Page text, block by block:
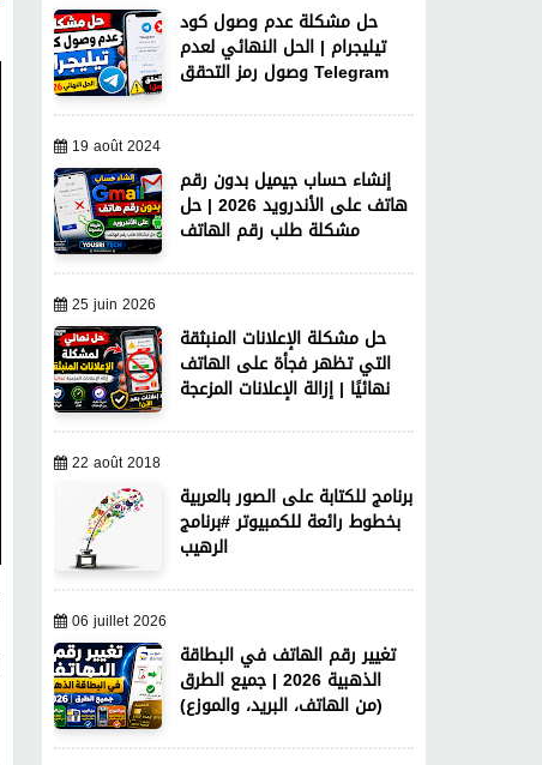
حل مشكلة عدم وصول كود
تيليجرام | الحل النهائي لعدم
وصول رمز التحقق Telegram
19 août 2024
إنشاء حساب جيميل بدون رقم
هاتف على الأندرويد 2026 | حل
مشكلة طلب رقم الهاتف
25 juin 2026
حل مشكلة الإعلانات المنبثقة
التي تظهر فجأة على الهاتف
نهائيًا | إزالة الإعلانات المزعجة
22 août 2018
برنامج للكتابة على الصور بالعربية
بخطوط رائعة للكمبيوتر #برنامج
الرهيب
06 juillet 2026
تغيير رقم الهاتف في البطاقة
الذهبية 2026 | جميع الطرق
(من الهاتف، البريد، والموزع)